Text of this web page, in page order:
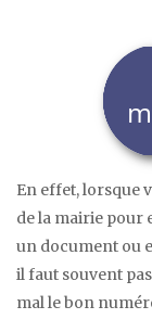
En effet, lorsque
de la mairie pour
un document ou
il faut souvent
mal le bon